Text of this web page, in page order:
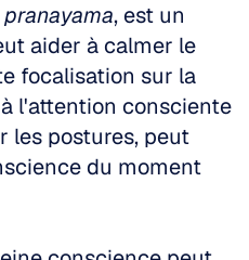
pranayama, est un
aider à calmer le
focalisation sur la
l'attention consciente
les postures, peut
du moment